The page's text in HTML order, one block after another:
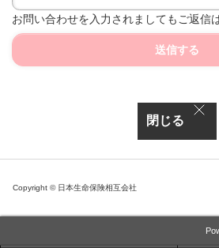
お問い合わせを入力されましてもご返信
送信する
閉じる
Copyright © 日本生命保険相互会社